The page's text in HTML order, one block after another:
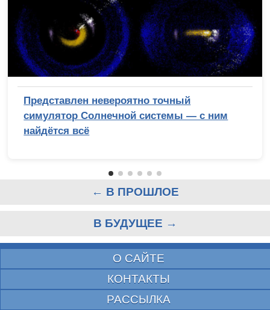
Представлен невероятно точный
симулятор Солнечной системы — с ним
найдётся всё
← В ПРОШЛОЕ
В БУДУЩЕЕ →
О САЙТЕ
КОНТАКТЫ
РАССЫЛКА